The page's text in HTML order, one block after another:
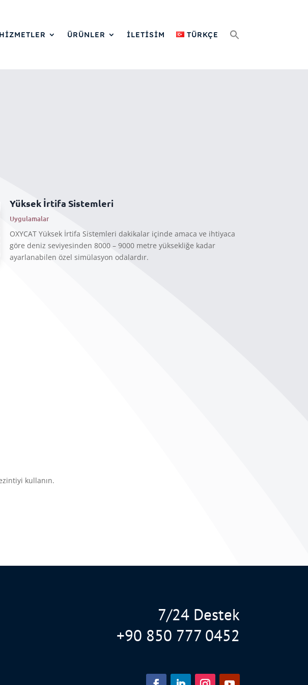
HİZMETLER ÜRÜNLER İLETİSİM TÜRKÇE
Yüksek İrtifa Sistemleri
Uygulamalar
OXYCAT Yüksek İrtifa Sistemleri dakikalar içinde amaca ve ihtiyaca
göre deniz seviyesinden 8000 – 9000 metre yüksekliğe kadar
ayarlanabilen özel simülasyon odalardır.
kullanın.
7/24 Destek
+90 850 777 0452